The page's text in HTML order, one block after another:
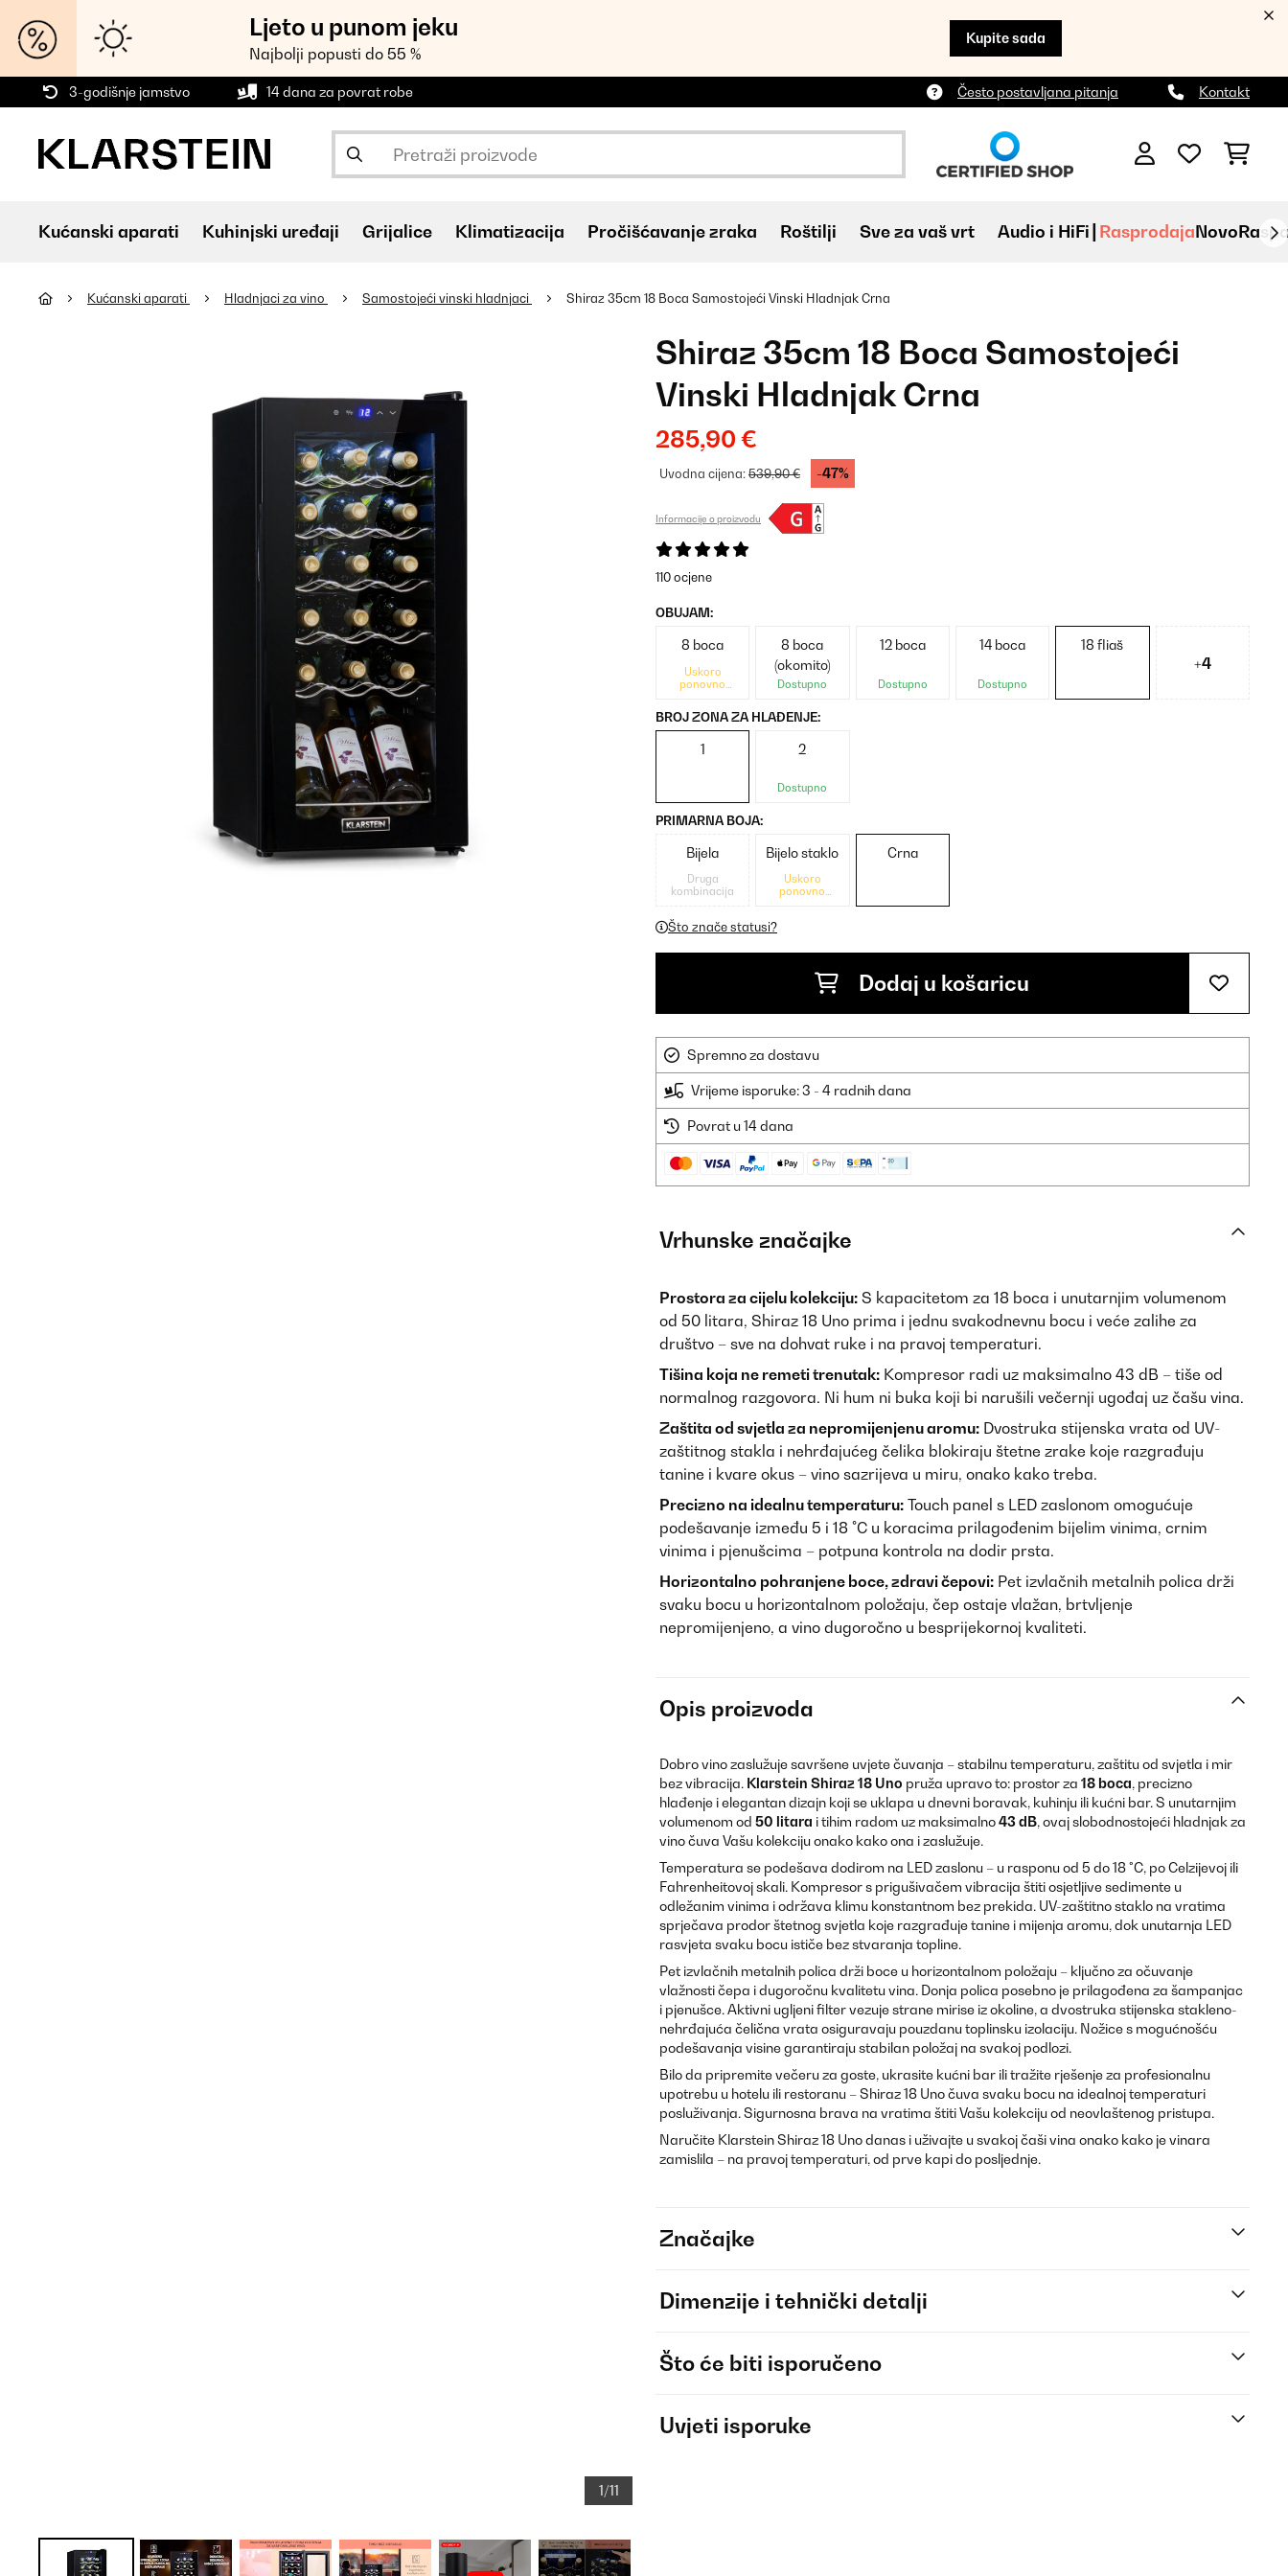
Ljeto u punom jeku
Najbolji popusti do 55 %
Kupite sada
3-godišnje jamstvo 14 dana za povrat robe Često postavljana pitanja Kontakt
Kućanski aparati Kuhinjski uređaji Grijalice Klimatizacija Pročišćavanje zraka Roštilji Sve za vaš vrt Audio i HiFi RasprodajaNovo
Kućanski aparati Hladnjaci za vino Samostojeći vinski hladnjaci Shiraz 35cm 18 Boca Samostojeći Vinski Hladnjak Crna
1/11
Shiraz 35cm 18 Boca Samostojeći
Vinski Hladnjak Crna
285,90 €
Uvodna cijena:539,90 € -47%
Informacije o proizvodu
110 ocjene
OBUJAM:
8 boca
Uskoro
ponovno
8 boca
(okomito)
Dostupno
12 boca
Dostupno
14 boca
Dostupno
18 fliaš
+4
BROJ ZONA ZA HLAĐENJE:
1 2
Dostupno
PRIMARNA BOJA:
Bijela
Druga
kombinacija
Bijelo staklo
Uskoro
ponovno
Crna
Što znače statusi?
Dodaj u košaricu
Spremno za dostavu
Vrijeme isporuke: 3 - 4 radnih dana
Povrat u 14 dana
Vrhunske značajke
Prostora za cijelu kolekciju: S kapacitetom za 18 boca i unutarnjim volumenom
od 50 litara, Shiraz 18 Uno prima i jednu svakodnevnu bocu i veće zalihe za
društvo – sve na dohvat ruke i na pravoj temperaturi.
Tišina koja ne remeti trenutak: Kompresor radi uz maksimalno 43 dB – tiše od
normalnog razgovora. Ni hum ni buka koji bi narušili večernji ugođaj uz čašu vina.
Zaštita od svjetla za nepromijenjenu aromu: Dvostruka stijenska vrata od UV-
zaštitnog stakla i nehrđajućeg čelika blokiraju štetne zrake koje razgrađuju
tanine i kvare okus – vino sazrijeva u miru, onako kako treba.
Precizno na idealnu temperaturu: Touch panel s LED zaslonom omogućuje
podešavanje između 5 i 18 °C u koracima prilagođenim bijelim vinima, crnim
vinima i pjenušcima – potpuna kontrola na dodir prsta.
Horizontalno pohranjene boce, zdravi čepovi: Pet izvlačnih metalnih polica drži
svaku bocu u horizontalnom položaju, čep ostaje vlažan, brtvljenje
nepromijenjeno, a vino dugoročno u besprijekornoj kvaliteti.
Opis proizvoda
Dobro vino zaslužuje savršene uvjete čuvanja – stabilnu temperaturu, zaštitu od svjetla i mir
bez vibracija. Klarstein Shiraz 18 Uno pruža upravo to: prostor za 18 boca, precizno
hlađenje i elegantan dizajn koji se uklapa u dnevni boravak, kuhinju ili kućni bar. S unutarnjim
volumenom od 50 litara i tihim radom uz maksimalno43 dB, ovaj slobodnostojeći hladnjak za
vino čuva Vašu kolekciju onako kako ona i zaslužuje.
Temperatura se podešava dodirom na LED zaslonu – u rasponu od 5 do 18 °C, po Celzijevoj ili
Fahrenheitovoj skali. Kompresor s prigušivačem vibracija štiti osjetljive sedimente u
odležanim vinima i održava klimu konstantnom bez prekida. UV-zaštitno staklo na vratima
sprječava prodor štetnog svjetla koje razgrađuje tanine i mijenja aromu, dok unutarnja LED
rasvjeta svaku bocu ističe bez stvaranja topline.
Pet izvlačnih metalnih polica drži boce u horizontalnom položaju – ključno za očuvanje
vlažnosti čepa i dugoročnu kvalitetu vina. Donja polica posebno je prilagođena za šampanjac
i pjenušce. Aktivni ugljeni filter vezuje strane mirise iz okoline, a dvostruka stijenska stakleno-
nehrđajuća čelična vrata osiguravaju pouzdanu toplinsku izolaciju. Nožice s mogućnošću
podešavanja visine garantiraju stabilan položaj na svakoj podlozi.
Bilo da pripremite večeru za goste, ukrasite kućni bar ili tražite rješenje za profesionalnu
upotrebu u hotelu ili restoranu – Shiraz 18 Uno čuva svaku bocu na idealnoj temperaturi
posluživanja. Sigurnosna brava na vratima štiti Vašu kolekciju od neovlaštenog pristupa.
Naručite Klarstein Shiraz 18 Uno danas i uživajte u svakoj čaši vina onako kako je vinara
zamislila – na pravoj temperaturi, od prve kapi do posljednje.
Značajke
Dimenzije i tehnički detalji
Što će biti isporučeno
Uvjeti isporuke